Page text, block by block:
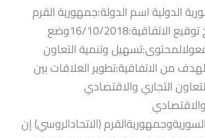
الدولية اسم الدولة:جمهورية القرم
(الاتحاد الروسي)تاريخ توقيع الاتفاقية:16/10/2018وضع
وتنمية التعاون
من الاتفاقية:تطوير العلاقات بين
التجاري والاقتصادي
(الاتحادالروسي) إن